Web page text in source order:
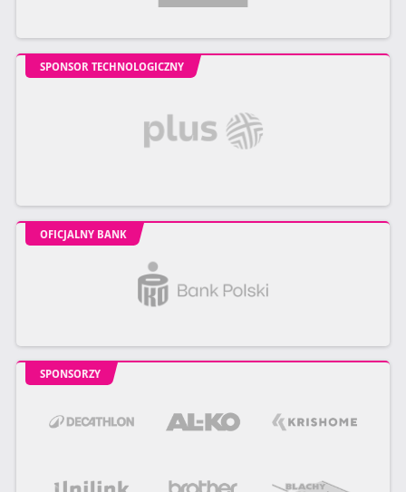
SPONSOR TECHNOLOGICZNY
OFICJALNY BANK
SPONSORZY